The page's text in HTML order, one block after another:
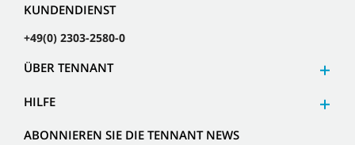
KUNDENDIENST
+49(0) 2303-2580-0
ÜBER TENNANT
HILFE
ABONNIEREN SIE DIE TENNANT NEWS